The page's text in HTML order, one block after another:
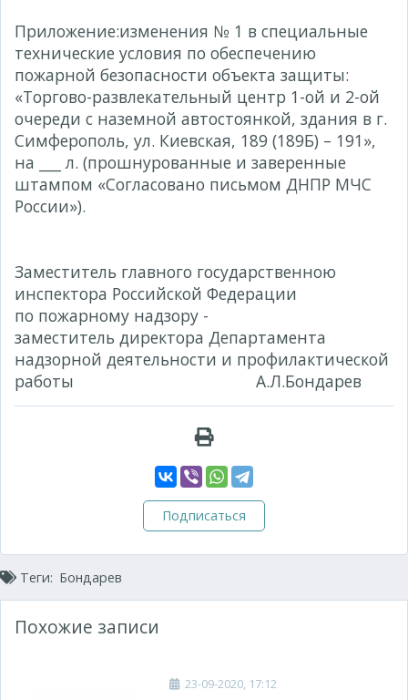
Приложение:изменения № 1 в специальные
технические условия по обеспечению
пожарной безопасности объекта защиты:
«Торгово-развлекательный центр 1-ой и 2-ой
очереди с наземной автостоянкой, здания в г.
Симферополь, ул. Киевская, 189 (189Б) – 191»,
на ___ л. (прошнурованные и заверенные
штампом «Согласовано письмом ДНПР МЧС
России»).
Заместитель главного государственною
инспектора Российской Федерации
по пожарному надзору -
заместитель директора Департамента
надзорной деятельности и профилактической
работы А.Л.Бондарев
Подписаться
Теги: Бондарев
Похожие записи
23-09-2020, 17:12